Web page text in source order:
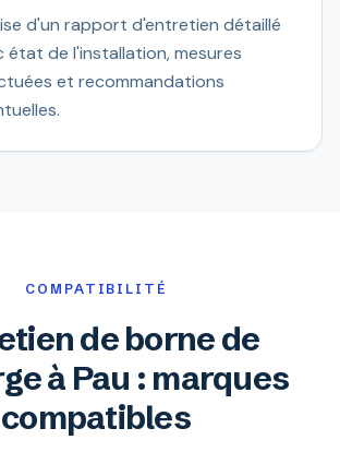
d'un rapport d'entretien détaillé
état de l'installation, mesures
et recommandations
COMPATIBILITÉ
de borne de
à Pau : marques
compatibles